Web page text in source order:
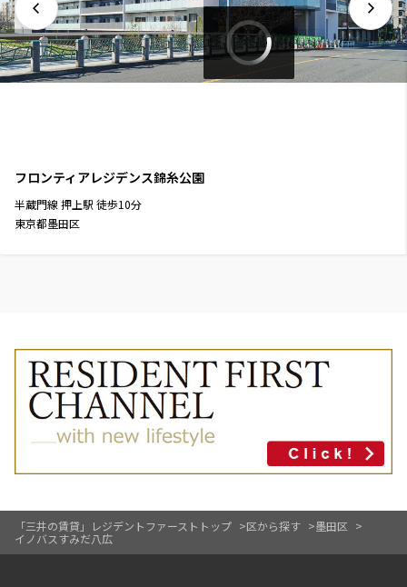
「三井の賃貸」レジデントファーストトップ 区から探す
墨田区
イノバスすみだ八広
フロンティアレジデンス錦糸公園
半蔵門線 押上駅 徒歩10分
東京都墨田区